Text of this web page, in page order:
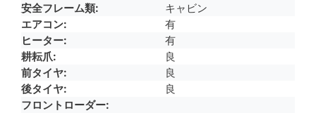
安全フレーム類
キャビン
エアコン
有
ヒーター
有
耕耘爪
良
前タイヤ
良
後タイヤ
良
フロントローダー